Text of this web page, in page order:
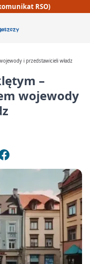
RSO)
i przedstawicieli władz
–
wojewody